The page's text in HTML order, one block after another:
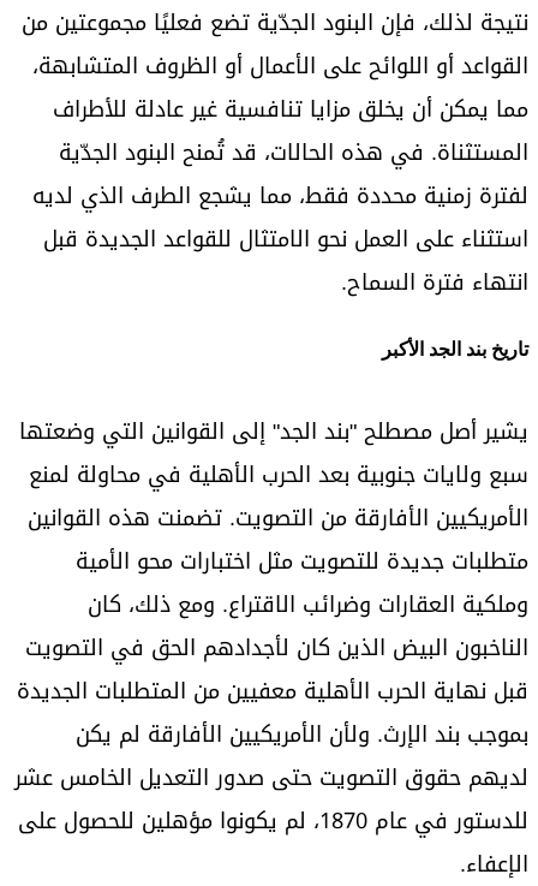
نتيجة لذلك، فإن البنود الجدّية تضع فعليًا مجموعتين من
القواعد أو اللوائح على الأعمال أو الظروف المتشابهة،
مما يمكن أن يخلق مزايا تنافسية غير عادلة للأطراف
المستثناة. في هذه الحالات، قد تُمنح البنود الجدّية
لفترة زمنية محددة فقط، مما يشجع الطرف الذي لديه
استثناء على العمل نحو الامتثال للقواعد الجديدة قبل
انتهاء فترة السماح.
تاريخ بند الجد الأكبر
يشير أصل مصطلح "بند الجد" إلى القوانين التي وضعتها
سبع ولايات جنوبية بعد الحرب الأهلية في محاولة لمنع
الأمريكيين الأفارقة من التصويت. تضمنت هذه القوانين
متطلبات جديدة للتصويت مثل اختبارات محو الأمية
وملكية العقارات وضرائب الاقتراع. ومع ذلك، كان
الناخبون البيض الذين كان لأجدادهم الحق في التصويت
قبل نهاية الحرب الأهلية معفيين من المتطلبات الجديدة
بموجب بند الإرث. ولأن الأمريكيين الأفارقة لم يكن
لديهم حقوق التصويت حتى صدور التعديل الخامس عشر
للدستور في عام 1870، لم يكونوا مؤهلين للحصول على
الإعفاء.